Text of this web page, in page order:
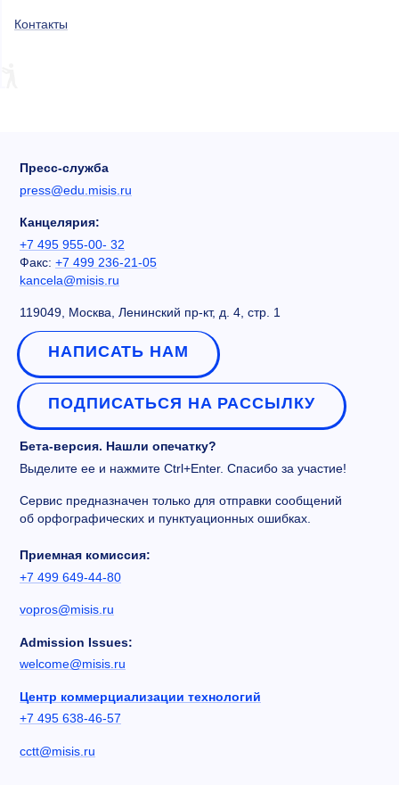
Контакты
Пресс-служба
press@edu.misis.ru
Канцелярия:
+7 495 955-00- 32
Факс: +7 499 236-21-05
kancela@misis.ru
119049, Москва, Ленинский пр-кт, д. 4, стр. 1
НАПИСАТЬ НАМ
ПОДПИСАТЬСЯ НА РАССЫЛКУ
Бета-версия. Нашли опечатку?
Выделите ее и нажмите Ctrl+Enter. Спасибо за участие!
Сервис предназначен только для отправки сообщений
об орфографических и пунктуационных ошибках.
Приемная комиссия:
+7 499 649-44-80
vopros@misis.ru
Admission Issues:
welcome@misis.ru
Центр коммерциализации технологий
+7 495 638-46-57
cctt@misis.ru